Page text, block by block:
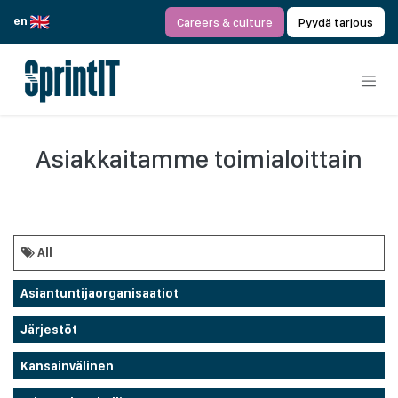
en
Careers & culture Pyydä tarjous
Asiakkaitamme toimialoittain
All
Asiantuntijaorganisaatiot
Järjestöt
Kansainvälinen